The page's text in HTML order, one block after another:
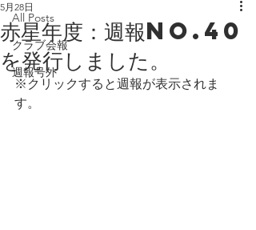
All Posts
クラブ会報
週報号外
赤星年度：週報no.40
を発行しました。
5月28日
※クリックすると週報が表示されま
す。